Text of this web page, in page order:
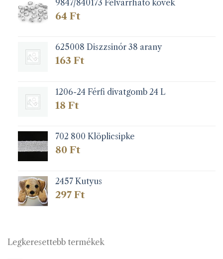
9847/840173 Felvarrható kövek
64 Ft
625008 Diszzsinór 38 arany
163 Ft
1206-24 Férfi divatgomb 24 L
18 Ft
702 800 Klöplicsipke
80 Ft
2457 Kutyus
297 Ft
Legkeresettebb termékek